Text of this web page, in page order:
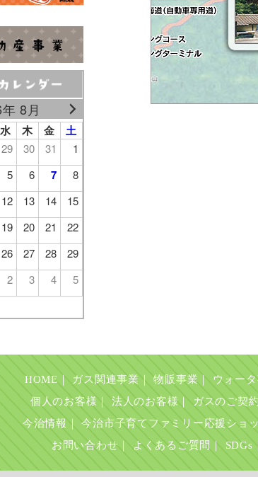
8月
水 木 金 土
29 30 31
1
5 6 7
8
12 13 14
15
19 20 21
22
26 27 28
29
2 3 4 5
HOME ガス関連事業 物販事業 ウォー
個人のお客様
法人のお客様 ガスのご契
今治情報
今治市子育てファミリー応援ショ
お問い合わせ
よくあるご質問 SDGs